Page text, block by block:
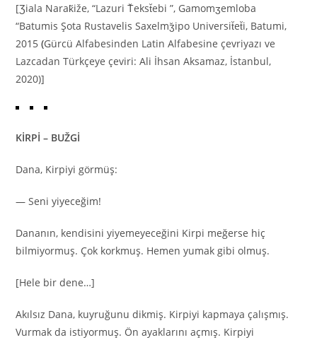
[Ʒiala Narak̆iže, “Lazuri T̆ekst̆ebi ”, Gamomʒemloba
“Batumis Şota Rustavelis Saxelmʒ̆ipo Universit̆et̆i, Batumi,
2015(Gürcü Alfabesinden Latin Alfabesine çevriyazı ve
Lazcadan Türkçeye çeviri: Ali İhsan Aksamaz, İstanbul,
2020)]
KİRPİ – BUŽGİ
Dana, Kirpiyi görmüş:
— Seni yiyeceğim!
Dananın, kendisini yiyemeyeceğini Kirpi meğerse hiç
bilmiyormuş. Çok korkmuş. Hemen yumak gibi olmuş.
[Hele bir dene…]
Akılsız Dana, kuyruğunu dikmiş. Kirpiyi kapmaya çalışmış.
Vurmak da istiyormuş. Ön ayaklarını açmış. Kirpiyi